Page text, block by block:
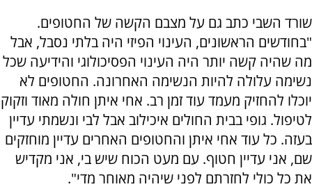
שורד השבי כתב גם על מצבם הקשה של החטופים.
"בחודשים הראשונים, העינוי הפיזי היה בלתי נסבל, אבל
מה שהיה קשה יותר היה העינוי הפסיכולוגי והידיעה שכל
נשימה עלולה להיות הנשימה האחרונה. החטופים לא
יוכלו להחזיק מעמד עוד זמן רב. אחי איתן חולה מאוד וזקוק
לטיפול. גופי בבית החולים איכילוב אבל לבי ונשמתי עדיין
בעזה. כל עוד אחי איתן והחטופים האחרים עדיין מוחזקים
שם, אני עדיין חטוף. עם מעט הכוח שיש בי, אני מקדיש
את כל כולי לחזרתם לפני שיהיה מאוחר מדי".